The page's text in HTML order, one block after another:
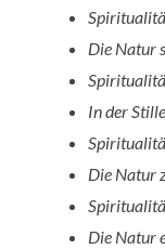
Die Natur
In der
Die Natur
Die Natur